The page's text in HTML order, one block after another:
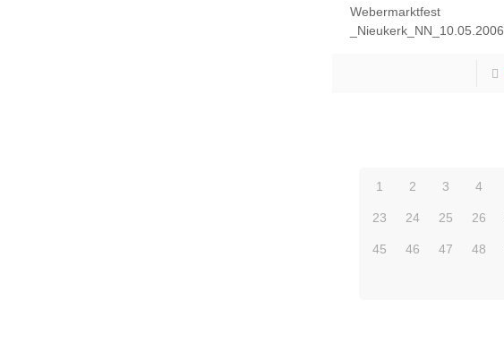
Webermarktfest
_Nieukerk_NN_10.05.2006
1 2 3 4
23 24 25 26
45 46 47 48